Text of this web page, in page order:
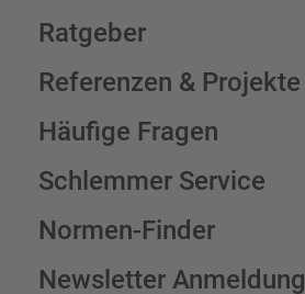
Ratgeber
Referenzen & Projekte
Häufige Fragen
Schlemmer Service
Normen-Finder
Newsletter Anmeldung